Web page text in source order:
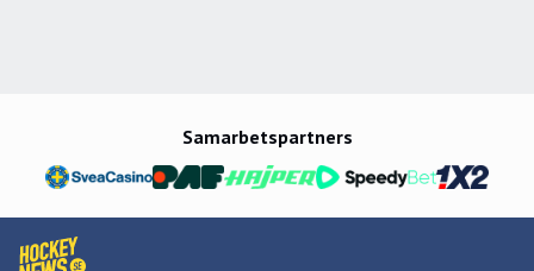
Samarbetspartners